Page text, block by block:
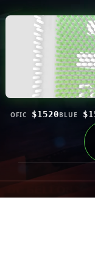
OFIC $1520BLUE